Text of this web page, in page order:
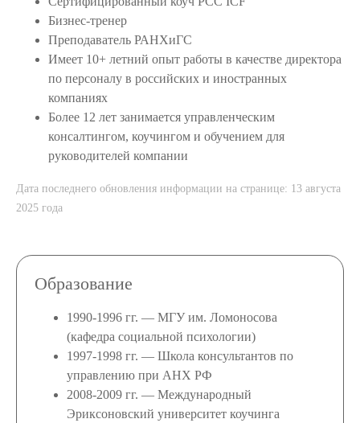
Бизнес-тренер
Преподаватель РАНХиГС
Имеет 10+ летний опыт работы в качестве директора
по персоналу в российских и иностранных
компаниях
Более 12 лет занимается управленческим
консалтингом, коучингом и обучением для
руководителей компании
Дата последнего обновления информации на странице: 13 августа
2025 года
Образование
1990-1996 гг. — МГУ им. Ломоносова
(кафедра социальной психологии)
1997-1998 гг. — Школа консультантов по
управлению при АНХ РФ
2008-2009 гг. — Международный
Эриксоновский университет коучинга